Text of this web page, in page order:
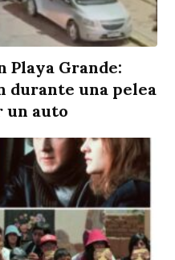
Grande:
durante una pelea
un auto